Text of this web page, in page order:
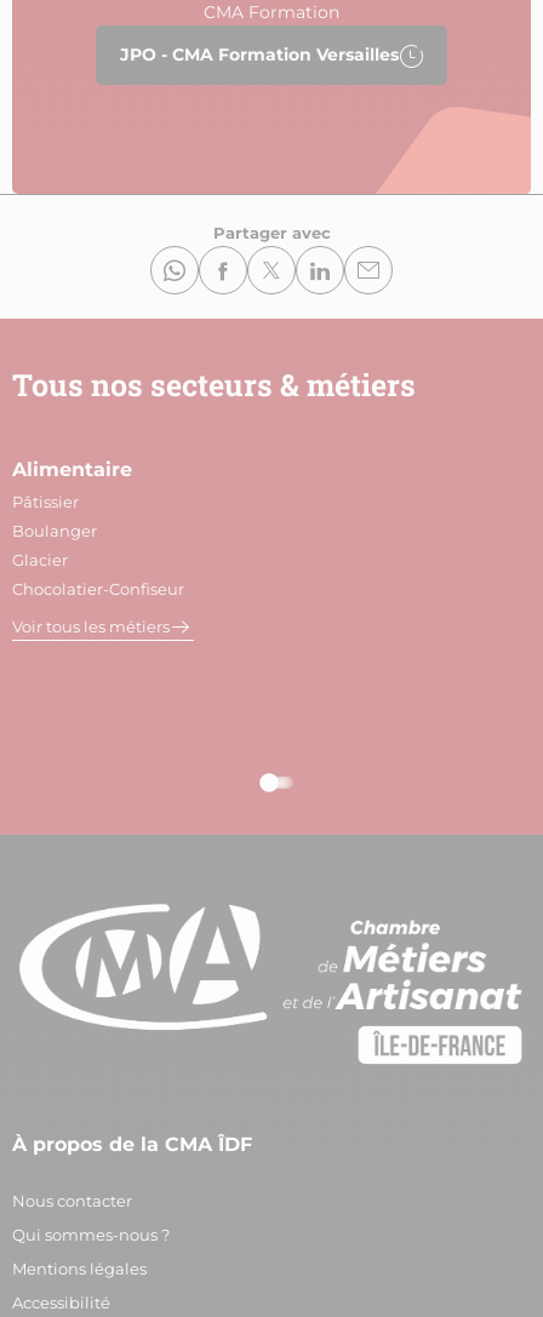
CMA Formation
JPO - CMA Formation Versailles
Partager avec
Tous nos secteurs & métiers
Alimentaire
Pâtissier
Boulanger
Glacier
Chocolatier-Confiseur
Voir tous les métiers
À propos de la CMA ÎDF
Nous contacter
Qui sommes-nous ?
Mentions légales
Accessibilité